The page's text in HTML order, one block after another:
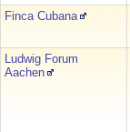
Finca Cubana
Ludwig Forum
Aachen